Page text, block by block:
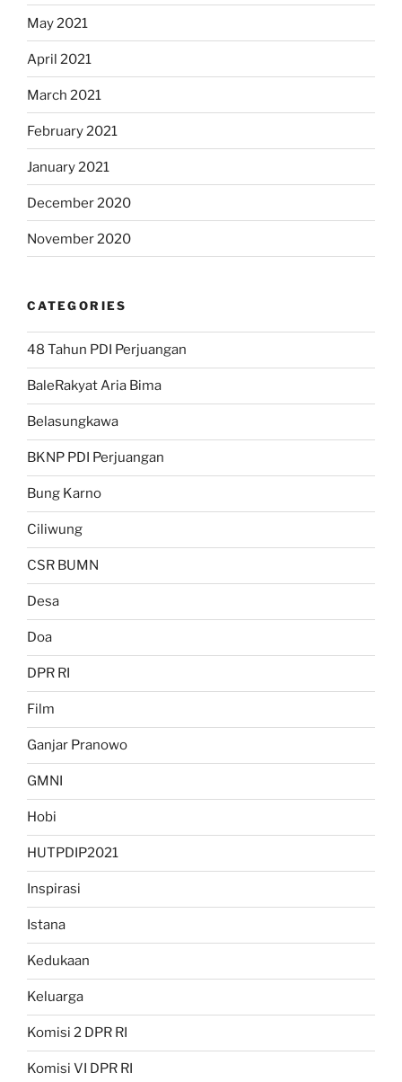
May 2021
April 2021
March 2021
February 2021
January 2021
December 2020
November 2020
CATEGORIES
48 Tahun PDI Perjuangan
BaleRakyat Aria Bima
Belasungkawa
BKNP PDI Perjuangan
Bung Karno
Ciliwung
CSR BUMN
Desa
Doa
DPR RI
Film
Ganjar Pranowo
GMNI
Hobi
HUTPDIP2021
Inspirasi
Istana
Kedukaan
Keluarga
Komisi 2 DPR RI
Komisi VI DPR RI